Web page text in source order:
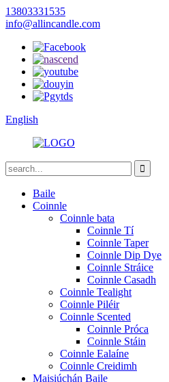
13803331535
info@allincandle.com
English
Baile
Coinnle
Coinnle bata
Coinnle Tí
Coinnle Taper
Coinnle Dip Dye
Coinnle Stráice
Coinnle Casadh
Coinnle Tealight
Coinnle Piléir
Coinnle Scented
Coinnle Próca
Coinnle Stáin
Coinnle Ealaíne
Coinnle Creidimh
Maisiúchán Baile